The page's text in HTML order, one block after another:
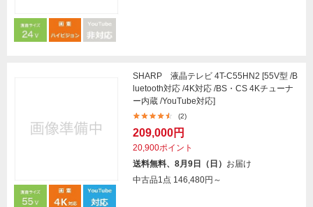
SHARP 液晶テレビ 4T-C55HN2 [55V型 /B
luetooth対応 /4K対応 /BS・CS 4Kチューナ
ー内蔵 /YouTube対応]
(2)
209,000円
20,900ポイント
送料無料、8月9日（日） お届け
中古品1点 146,480円～